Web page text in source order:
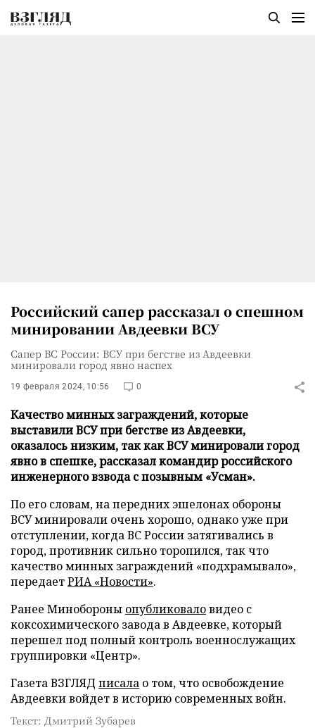
Российский сапер рассказал о спешном
минировании Авдеевки ВСУ
Сапер ВС России: ВСУ при бегстве из Авдеевки
минировали город явно наспех
19 февраля 2024, 10:56 0
Качество минных заграждений, которые
выставили ВСУ при бегстве из Авдеевки,
оказалось низким, так как ВСУ минировали город
явно в спешке, рассказал командир российского
инженерного взвода с позывным «Усман».
По его словам, на передних эшелонах обороны
ВСУ минировали очень хорошо, однако уже при
отступлении, когда ВС России затягивались в
город, противник сильно торопился, так что
качество минных заграждений «подхрамывало»,
передаетРИА «Новости».
Ранее Минобороны опубликоваловидео с
коксохимического завода в Авдеевке, который
перешел под полный контроль военнослужащих
группировки «Центр».
Газета ВЗГЛЯД писала о том, что освобождение
Авдеевки войдет в историю современных войн.
Текст: Дмитрий Зубарев